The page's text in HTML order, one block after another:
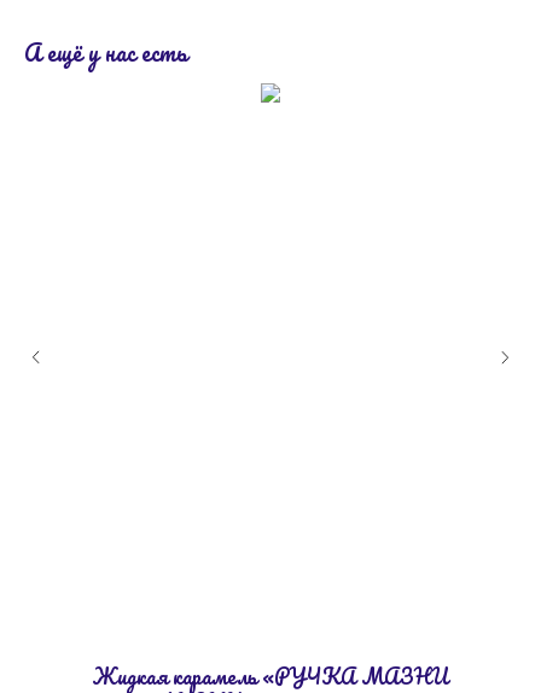
А ещё у нас есть
Жидкая карамель «РУЧКА МАЗНИ